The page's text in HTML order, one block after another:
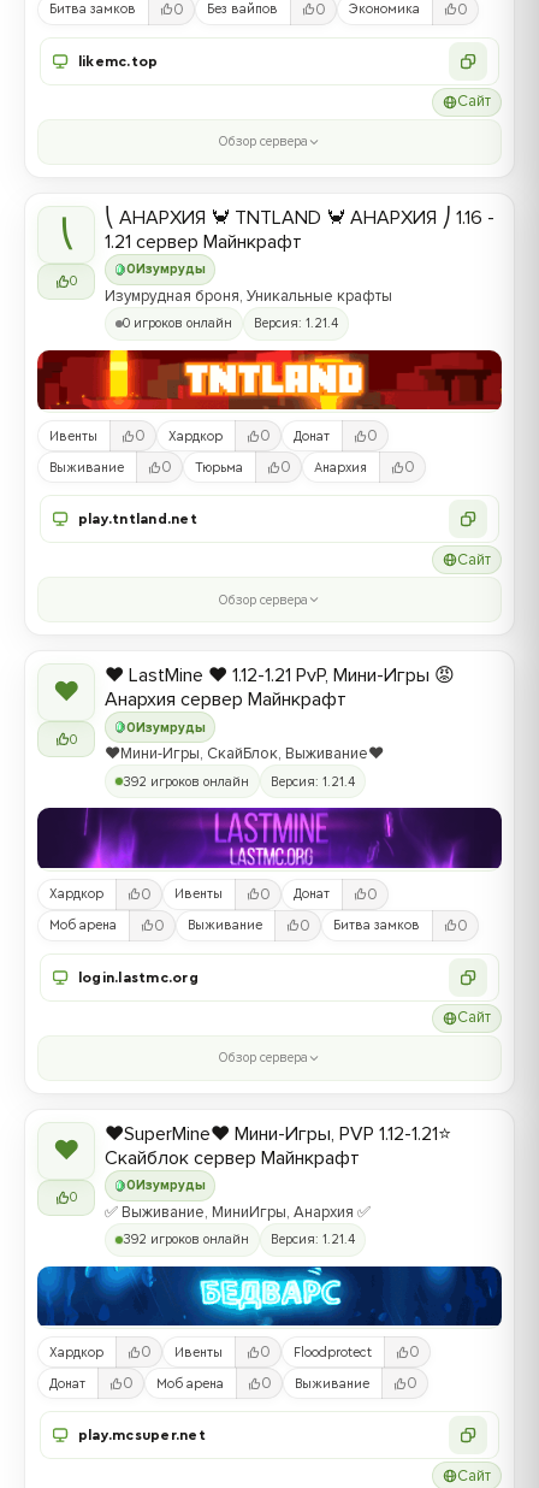
Битва замков 0 Без вайпов 0 Экономика 0
likemc.top
Сайт
Обзор сервера
⎝
0
0 Изумруды
⎝ АНАРХИЯ 🦀 TNTLAND 🦀 АНАРХИЯ ⎠ 1.16 -
1.21 сервер Майнкрафт
Изумрудная броня, Уникальные крафты
0 игроков онлайн Версия: 1.21.4
Ивенты 0 Хардкор 0 Донат 0
Выживание 0 Тюрьма 0 Анархия 0
play.tntland.net
Сайт
Обзор сервера
❤
0
0Изумруды
❤️ LastMine ❤️ 1.12-1.21 PvP, Мини-Игры 😡
Анархия сервер Майнкрафт
❤️Мини-Игры, СкайБлок, Выживание❤️
392 игроков онлайн Версия: 1.21.4
Хардкор 0 Ивенты 0 Донат 0
Моб арена 0 Выживание 0 Битва замков 0
login.lastmc.org
Сайт
Обзор сервера
❤
0
0 Изумруды
❤️SuperMine❤️ Мини-Игры, PVP 1.12-1.21⭐
Скайблок сервер Майнкрафт
✅ Выживание, МиниИгры, Анархия ✅
392 игроков онлайн Версия: 1.21.4
Хардкор 0 Ивенты 0 Floodprotect 0
Донат 0 Моб арена 0 Выживание 0
play.mcsuper.net
Сайт